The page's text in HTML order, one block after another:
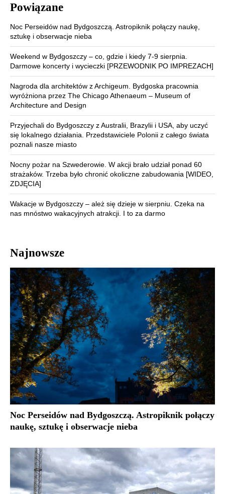
Powiązane
Noc Perseidów nad Bydgoszczą. Astropiknik połączy naukę,
sztukę i obserwacje nieba
Weekend w Bydgoszczy – co, gdzie i kiedy 7-9 sierpnia.
Darmowe koncerty i wycieczki [PRZEWODNIK PO IMPREZACH]
Nagroda dla architektów z Archigeum. Bydgoska pracownia
wyróżniona przez The Chicago Athenaeum – Museum of
Architecture and Design
Przyjechali do Bydgoszczy z Australii, Brazylii i USA, aby uczyć
się lokalnego działania. Przedstawiciele Polonii z całego świata
poznali nasze miasto
Nocny pożar na Szwederowie. W akcji brało udział ponad 60
strażaków. Trzeba było chronić okoliczne zabudowania [WIDEO,
ZDJĘCIA]
Wakacje w Bydgoszczy – ależ się dzieje w sierpniu. Czeka na
nas mnóstwo wakacyjnych atrakcji. I to za darmo
Najnowsze
Noc Perseidów nad Bydgoszczą. Astropiknik połączy
naukę, sztukę i obserwacje nieba